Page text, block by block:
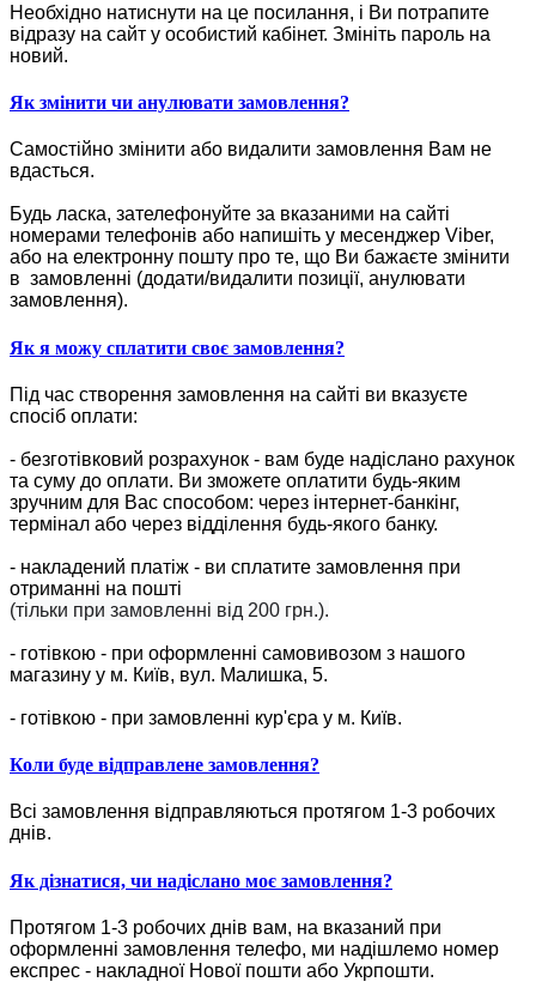
Необхідно натиснути на це посилання, і Ви потрапите
відразу на сайт у особистий кабінет. Змініть пароль на
новий.
Як змінити чи анулювати замовлення?
Самостійно змінити або видалити замовлення Вам не
вдасться.
Будь ласка, зателефонуйте за вказаними на сайті
номерами телефонів або напишіть у месенджер Viber,
або на електронну пошту про те, що Ви бажаєте змінити
в замовленні (додати/видалити позиції, анулювати
замовлення).
Як я можу сплатити своє замовлення?
Під час створення замовлення на сайті ви вказуєте
спосіб оплати:
- безготівковий розрахунок - вам буде надіслано рахунок
та суму до оплати. Ви зможете оплатити будь-яким
зручним для Вас способом: через інтернет-банкінг,
термінал або через відділення будь-якого банку.
- накладений платіж - ви сплатите замовлення при
отриманні на пошті
(тільки при замовленні від 200 грн.).
- готівкою - при оформленні самовивозом з нашого
магазину у м. Київ, вул. Малишка, 5.
- готівкою - при замовленні кур'єра у м. Київ.
Коли буде відправлене замовлення?
Всі замовлення відправляються протягом 1-3 робочих
днів.
Як дізнатися, чи надіслано моє замовлення?
Протягом 1-3 робочих днів вам, на вказаний при
оформленні замовлення телефо, ми надішлемо номер
експрес - накладної Нової пошти або Укрпошти.